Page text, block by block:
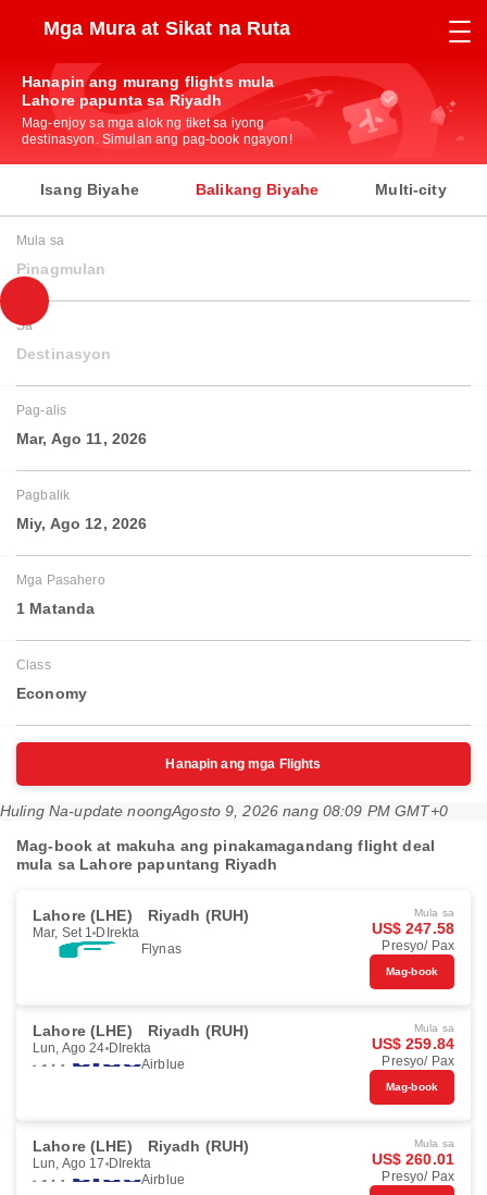
Mga Mura at Sikat na Ruta
Hanapin ang murang flights mula
Lahore papunta sa Riyadh
Mag-enjoy sa mga alok ng tiket sa iyong
destinasyon. Simulan ang pag-book ngayon!
Isang Biyahe Balikang Biyahe Multi-city
Mula sa
Pinagmulan
Sa
Destinasyon
Pag-alis
Mar, Ago 11, 2026
Pagbalik
Miy, Ago 12, 2026
Mga Pasahero
1 Matanda
Class
Economy
Hanapin ang mga Flights
Huling Na-update noongAgosto 9, 2026 nang 08:09 PM GMT+0
Mag-book at makuha ang pinakamagandang flight deal
mula sa Lahore papuntang Riyadh
Lahore (LHE) Riyadh (RUH)
Mar, Set 1 DIrekta
Flynas
Mula sa
US$ 247.58
Presyo/ Pax
Mag-book
Lahore (LHE) Riyadh (RUH)
Lun, Ago 24 DIrekta
Airblue
Mula sa
US$ 259.84
Presyo/ Pax
Mag-book
Lahore (LHE) Riyadh (RUH)
Lun, Ago 17 DIrekta
Airblue
Mula sa
US$ 260.01
Presyo/ Pax